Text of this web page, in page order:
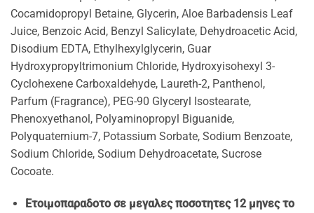
Cocamidopropyl Betaine, Glycerin, Aloe Barbadensis Leaf
Juice, Benzoic Acid, Benzyl Salicylate, Dehydroacetic Acid,
Disodium EDTA, Ethylhexylglycerin, Guar
Hydroxypropyltrimonium Chloride, Hydroxyisohexyl 3-
Cyclohexene Carboxaldehyde, Laureth-2, Panthenol,
Parfum (Fragrance), PEG-90 Glyceryl Isostearate,
Phenoxyethanol, Polyaminopropyl Biguanide,
Polyquaternium-7, Potassium Sorbate, Sodium Benzoate,
Sodium Chloride, Sodium Dehydroacetate, Sucrose
Cocoate.
Ετοιμοπαραδοτο σε μεγαλες ποσοτητες 12 μηνες το